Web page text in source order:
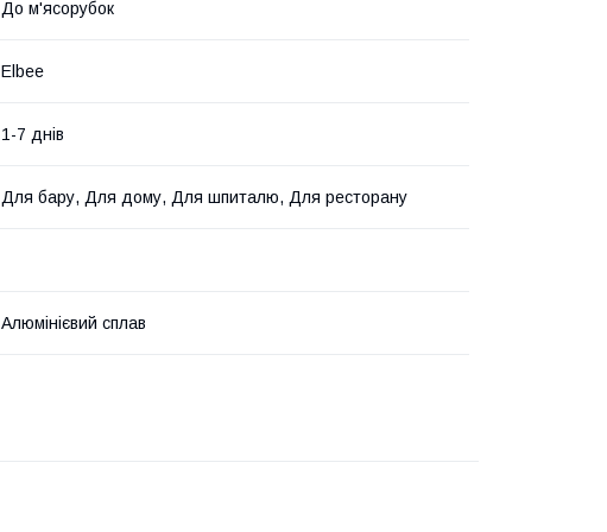
До м'ясорубок
Elbee
1-7 днів
Для бару, Для дому, Для шпиталю, Для ресторану
Алюмінієвий сплав